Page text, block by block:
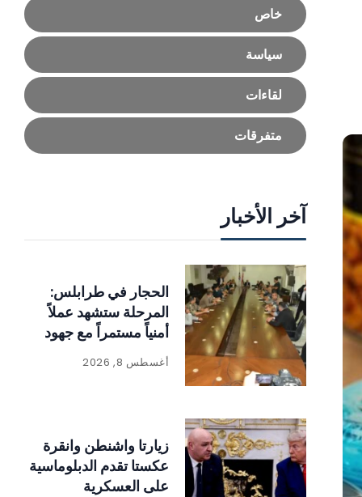
خاص
سياسة
لقاءات
متفرقات
آخر الأخبار
الحجار في طرابلس:
المرحلة ستشهد عملاً
أمنياً مستمراً مع جهود
للإنماء
أغسطس 8, 2026
زيارتا واشنطن وانقرة
عكستا تقدم الدبلوماسية
على العسكرية